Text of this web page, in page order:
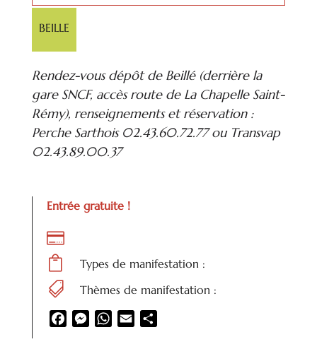
BEILLE
Rendez-vous dépôt de Beillé (derrière la
gare SNCF, accès route de La Chapelle Saint-
Rémy), renseignements et réservation :
Perche Sarthois 02.43.60.72.77 ou Transvap
02.43.89.00.37
Entrée gratuite !


Types de manifestation :
 Thèmes de manifestation :
FacebookMessenger
WhatsApp
Email